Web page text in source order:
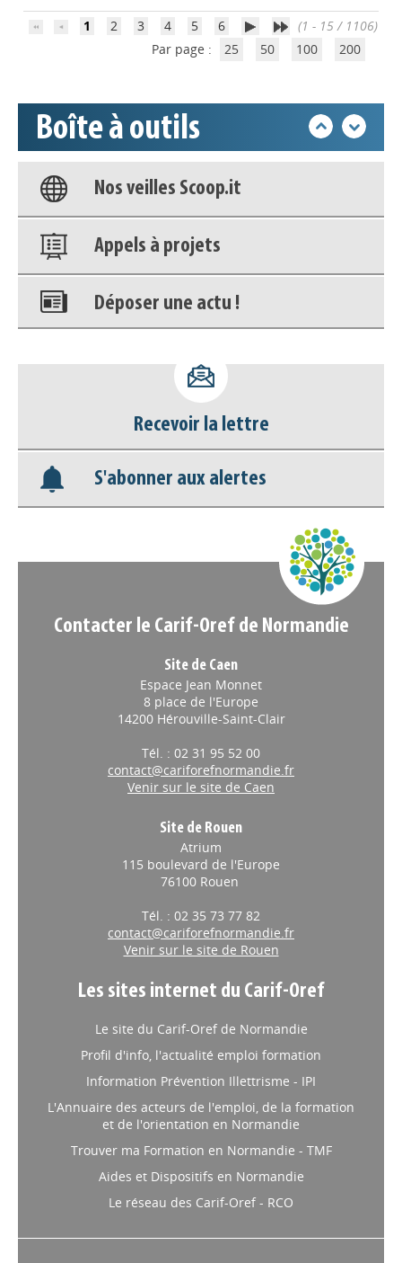
1 2 3 4 5 6
(1 - 15 / 1106)
Par page :
25 50 100 200
Boîte à outils
Accéder à son compte - (Se
déconnecter)
Base documentaire
déconnecter)
Base documentaire
Nos veilles Scoop.it
Site de Caen
Espace Jean Monnet
8 place de l'Europe
Tél. : 02 31 95 52 00
contact@cariforefnormandie.fr
Site de Rouen
Atrium
115 boulevard de l'Europe
Tél. : 02 35 73 77 82
contact@cariforefnormandie.fr
L'Annuaire des acteurs de l'emploi, de la formation